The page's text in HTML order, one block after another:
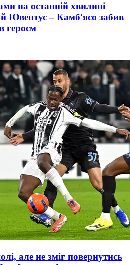
на останній хвилині
Ювентус – Камб'ясо забив
героєм
але не зміг повернутись